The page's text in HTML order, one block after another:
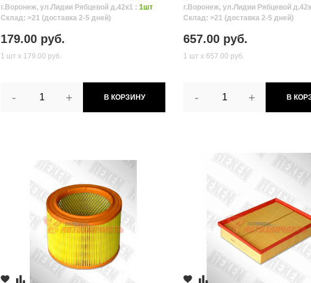
г.Воронеж, ул.Лидии Рябцевой д.42к1 :1шт
Склад: >21 (доставка 2-5 дней)
179.00 руб.
1 шт х 179.00 руб.
- + В КОРЗИНУ
г.Воронеж, ул.Лидии Рябцевой
Склад: >21 (доставка 2-5 дней)
657.00 руб.
1 шт х 657.00 руб.
- + В